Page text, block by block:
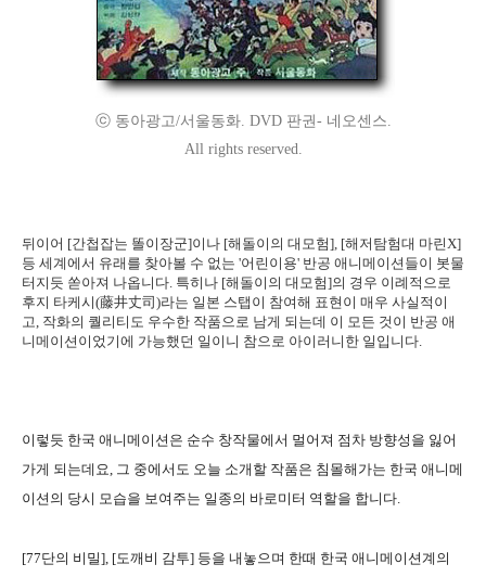
ⓒ 동아광고/서울동화. DVD 판권- 네오센스.
All rights reserved.
뒤이어 [간첩잡는 똘이장군]이나 [해돌이의 대모험], [해저탐험대 마린X]
등 세계에서 유래를 찾아볼 수 없는 '어린이용' 반공 애니메이션들이 봇물
터지듯 쏟아져 나옵니다. 특히나 [해돌이의 대모험]의 경우 이례적으로
후지 타케시(藤井丈司)라는 일본 스탭이 참여해 표현이 매우 사실적이
고, 작화의 퀄리티도 우수한 작품으로 남게 되는데 이 모든 것이 반공 애
니메이션이었기에 가능했던 일이니 참으로 아이러니한 일입니다.
이렇듯 한국 애니메이션은 순수 창작물에서 멀어져 점차 방향성을 잃어
가게 되는데요, 그 중에서도 오늘 소개할 작품은 침몰해가는 한국 애니메
이션의 당시 모습을 보여주는 일종의 바로미터 역할을 합니다.
[77단의 비밀], [도깨비 감투] 등을 내놓으며 한때 한국 애니메이션계의